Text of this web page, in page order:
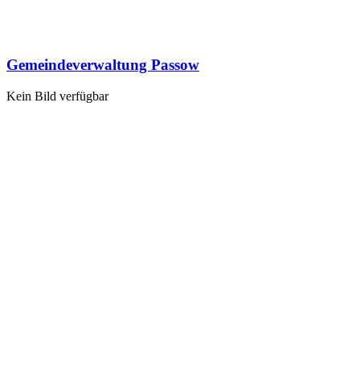
Gemeindeverwaltung Passow
Kein Bild verfügbar